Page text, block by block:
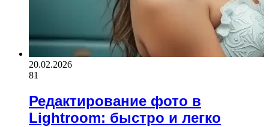
20.02.2026
81
Редактирование фото в
Lightroom: быстро и легко